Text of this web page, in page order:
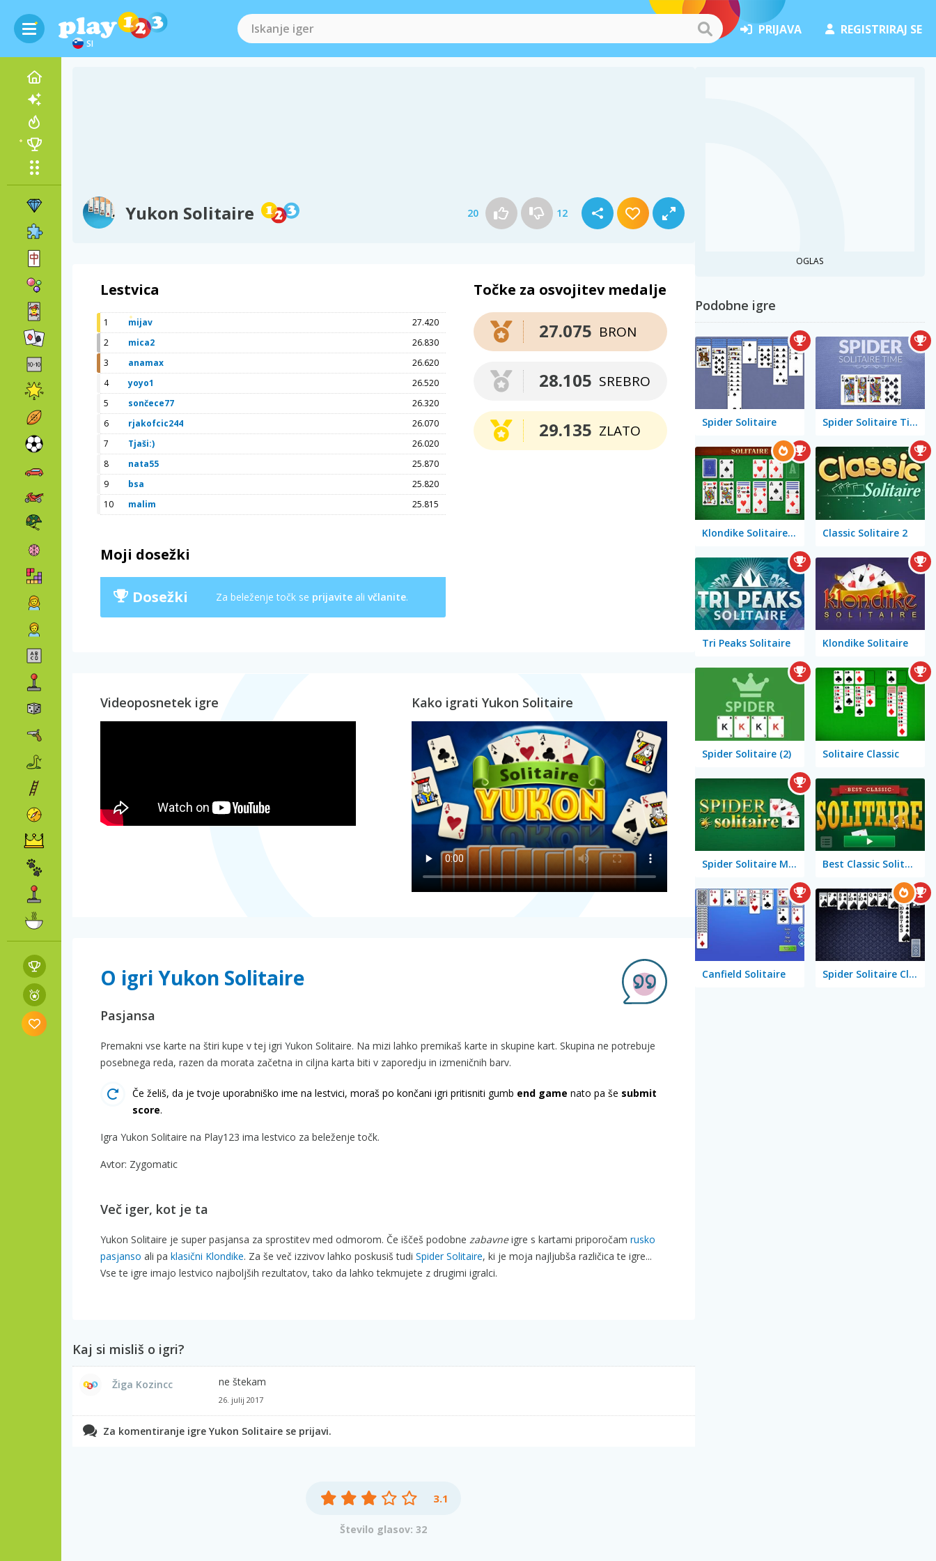
SI
PRIJAVA REGISTRIRAJ SE
Yukon Solitaire 20 12
Lestvica
1 mijav
27.420
2
mica2
26.830
3
anamax
26.620
4
yoyo1
26.520
5
sončece77
26.320
6
rjakofcic244
26.070
7
Tjaši:)
26.020
8
nata55
25.870
9
bsa
25.820
10
malim 25.815
Moji dosežki
Dosežki Za beleženje točk se prijavite ali včlanite.
Točke za osvojitev medalje
BRON
27.075
SREBRO
28.105
ZLATO
29.135
Videoposnetek igre Kako igrati Yukon Solitaire
O igri Yukon Solitaire
Pasjansa
Premakni vse karte na štiri kupe v tej igri Yukon Solitaire. Na mizi lahko premikaš karte in skupine kart. Skupina ne potrebuje
posebnega reda, razen da morata začetna in ciljna karta biti v zaporedju in izmeničnih barv.
Če želiš, da je tvoje uporabniško ime na lestvici, moraš po končani igri pritisniti gumb end game nato pa še submit
score.
Igra Yukon Solitaire na Play123 ima lestvico za beleženje točk.
Avtor: Zygomatic
Več iger, kot je ta
Yukon Solitaire je super pasjansa za sprostitev med odmorom. Če iščeš podobne zabavneigre s kartami priporočam rusko
pasjanso ali pa klasični Klondike. Za še več izzivov lahko poskusiš tudi Spider Solitaire, ki je moja najljubša različica te igre...
Vse te igre imajo lestvico najboljših rezultatov, tako da lahko tekmujete z drugimi igralci.
Kaj si misliš o igri?
Žiga Kozincc ne štekam
26. julij 2017
Za komentiranje igre Yukon Solitaire se prijavi.
3.1
Število glasov: 32
OGLAS
Podobne igre
Spider Solitaire Spider Solitaire Time
Klondike Solitaire Big Classic Solitaire 2
Tri Peaks Solitaire Klondike Solitaire
Spider Solitaire (2) Solitaire Classic
Spider Solitaire Mobile Best Classic Solitaire
Canfield Solitaire Spider Solitaire Classic